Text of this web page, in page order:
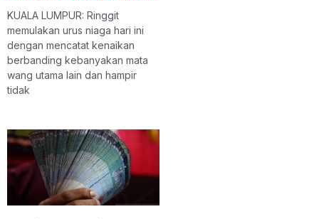
KUALA LUMPUR: Ringgit
memulakan urus niaga hari ini
dengan mencatat kenaikan
berbanding kebanyakan mata
wang utama lain dan hampir
tidak